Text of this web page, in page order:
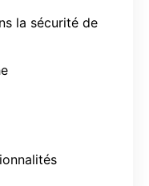
la sécurité de